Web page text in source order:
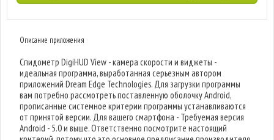
Описание приложения
Спидометр DigiHUD View - камера скорости и виджеты -
идеальная программа, выработанная серьезным автором
приложений Dream Edge Technologies. Для загрузки программы
вам потребно рассмотреть поставленную оболочку Android,
прописанные системное критерии программы устанавливаются
от принятой версии. Для вашего смартфона - Требуемая версия
Android - 5.0 и выше. Ответственно посмотрите настоящий